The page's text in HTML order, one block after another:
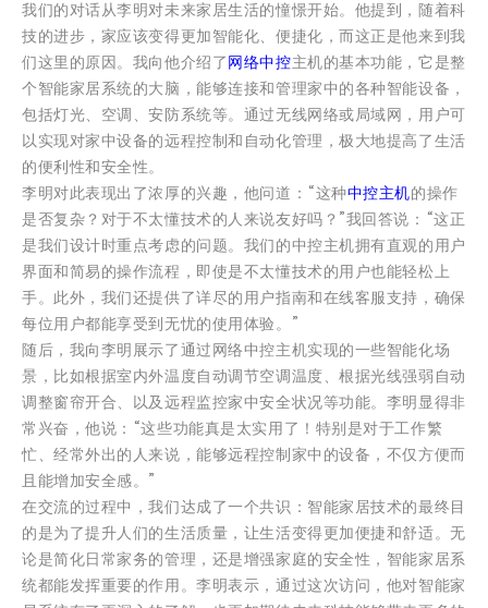
我们的对话从李明对未来家居生活的憧憬开始。他提到，随着科
技的进步，家应该变得更加智能化、便捷化，而这正是他来到我
们这里的原因。我向他介绍了网络中控主机的基本功能，它是整
个智能家居系统的大脑，能够连接和管理家中的各种智能设备，
包括灯光、空调、安防系统等。通过无线网络或局域网，用户可
以实现对家中设备的远程控制和自动化管理，极大地提高了生活
的便利性和安全性。
李明对此表现出了浓厚的兴趣，他问道：“这种中控主机的操作
是否复杂？对于不太懂技术的人来说友好吗？”我回答说：“这正
是我们设计时重点考虑的问题。我们的中控主机拥有直观的用户
界面和简易的操作流程，即使是不太懂技术的用户也能轻松上
手。此外，我们还提供了详尽的用户指南和在线客服支持，确保
每位用户都能享受到无忧的使用体验。”
随后，我向李明展示了通过网络中控主机实现的一些智能化场
景，比如根据室内外温度自动调节空调温度、根据光线强弱自动
调整窗帘开合、以及远程监控家中安全状况等功能。李明显得非
常兴奋，他说：“这些功能真是太实用了！特别是对于工作繁
忙、经常外出的人来说，能够远程控制家中的设备，不仅方便而
且能增加安全感。”
在交流的过程中，我们达成了一个共识：智能家居技术的最终目
的是为了提升人们的生活质量，让生活变得更加便捷和舒适。无
论是简化日常家务的管理，还是增强家庭的安全性，智能家居系
统都能发挥重要的作用。李明表示，通过这次访问，他对智能家